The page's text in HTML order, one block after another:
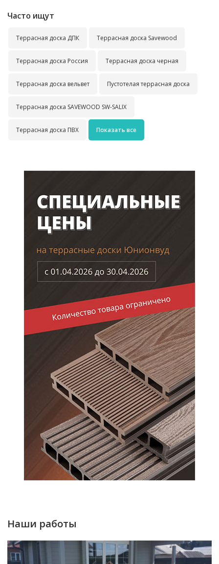
Часто ищут
Террасная доска ДПК Террасная доска Savewood
Террасная доска Россия Террасная доска черная
Террасная доска вельвет Пустотелая террасная доска
Террасная доска SAVEWOOD SW-SALIX
Террасная доска ПВХ Показать все
Наши работы